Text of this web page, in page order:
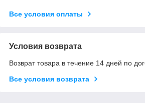
Все условия оплаты
Условия возврата
Возврат товара в течение 14 дней по
Все условия возврата